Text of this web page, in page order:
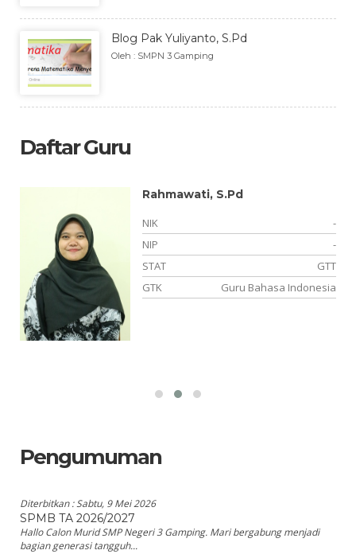
Blog Pak Yuliyanto, S.Pd
Oleh : SMPN 3 Gamping
Daftar Guru
Rahmawati, S.Pd
NIK
-
NIP
-
STAT
GTT
GTK
Guru Bahasa Indonesia
Pengumuman
Diterbitkan :Sabtu, 9 Mei 2026
SPMB TA 2026/2027
Hallo Calon Murid SMP Negeri 3 Gamping. Mari bergabung menjadi
bagian generasi tangguh...